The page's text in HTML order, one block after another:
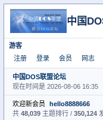
中国
游客
注册
登录 会员 网志
中国DOS联盟论坛
现在时间是 2026-08-06 16:35
欢迎新会员 hello8888666
共 48,039 主题排行 / 350,124